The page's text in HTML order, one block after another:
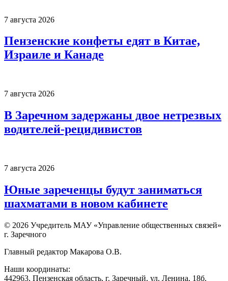
7 августа 2026
Пензенские конфеты едят в Китае,
Израиле и Канаде
7 августа 2026
В Заречном задержаны двое нетрезвых
водителей-рецидивистов
7 августа 2026
Юные зареченцы будут заниматься
шахматами в новом кабинете
© 2026 Учредитель МАУ «Управление общественных связей»
г. Заречного
Главный редактор Макарова О.В.
Наши координаты:
442963, Пензенская область, г. Заречный, ул. Ленина, 18б.